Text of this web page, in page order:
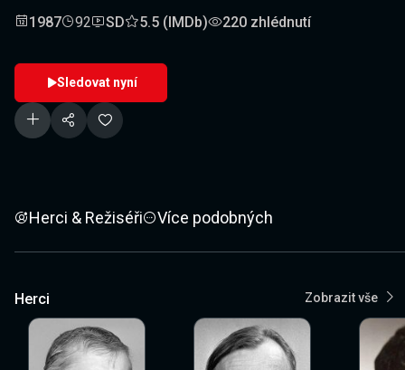
1987 92 SD 5.5 (IMDb) 220 zhlédnutí
Sledovat nyní
Herci & Režiséři Více podobných
Herci Zobrazit vše